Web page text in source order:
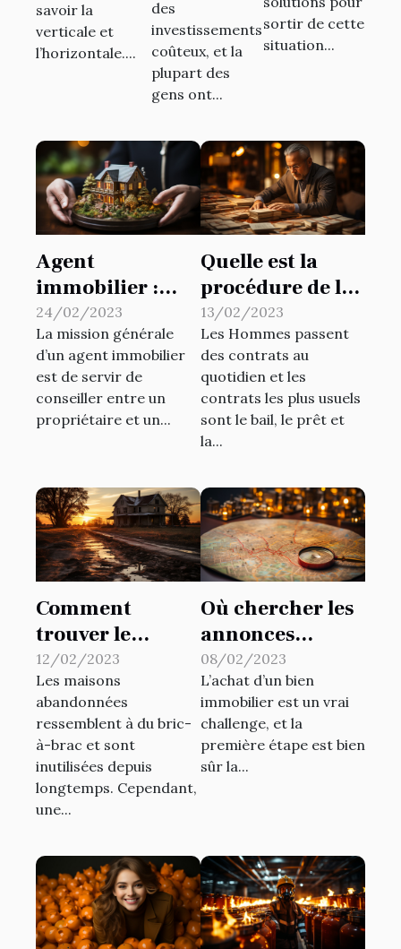
savoir la
verticale et
l’horizontale....
des
investissements
coûteux, et la
plupart des
gens ont...
sortir de cette
situation...
Agent
immobilier :
quelques
démarches à
suivre pour
augmenter les
revenus
24/02/2023
La mission générale
d’un agent immobilier
est de servir de
conseiller entre un
propriétaire et un...
Quelle est la
procédure de la
vente à réméré ?
13/02/2023
Les Hommes passent
des contrats au
quotidien et les
contrats les plus usuels
sont le bail, le prêt et
la...
Comment
trouver le
propriétaire
d'une maison
abandonnée ?
12/02/2023
Les maisons
abandonnées
ressemblent à du bric-
à-brac et sont
inutilisées depuis
longtemps. Cependant,
une...
Où chercher les
annonces
immobilières ?
08/02/2023
L’achat d’un bien
immobilier est un vrai
challenge, et la
première étape est bien
sûr la...